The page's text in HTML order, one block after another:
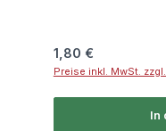
Regulärer Preis:
1,80 €
Preise inkl. MwSt.
In